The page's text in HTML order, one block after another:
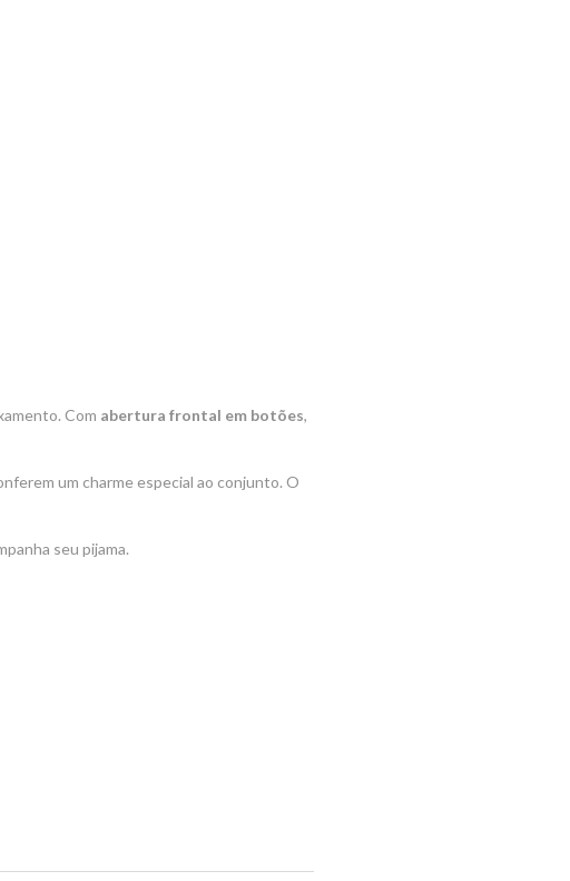
Com abertura frontal em botões,
um charme especial ao conjunto. O
seu pijama.